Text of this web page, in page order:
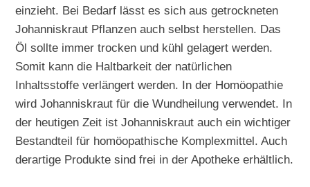
einzieht. Bei Bedarf lässt es sich aus getrockneten
Johanniskraut Pflanzen auch selbst herstellen. Das
Öl sollte immer trocken und kühl gelagert werden.
Somit kann die Haltbarkeit der natürlichen
Inhaltsstoffe verlängert werden. In der Homöopathie
wird Johanniskraut für die Wundheilung verwendet. In
der heutigen Zeit ist Johanniskraut auch ein wichtiger
Bestandteil für homöopathische Komplexmittel. Auch
derartige Produkte sind frei in der Apotheke erhältlich.